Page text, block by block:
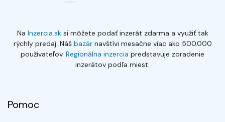
Na Inzercia.sksi môžete podať inzerát zdarma a využiť tak
rýchly predaj. Náš bazárnavštívi mesačne viac ako 500.000
používateľov. Regionálna inzercia predstavuje zoradenie
inzerátov podľa miest.
Pomoc